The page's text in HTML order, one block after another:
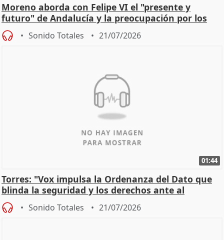
Moreno aborda con Felipe VI el "presente y
futuro" de Andalucía y la preocupación por los
incendios
Sonido Totales 21/07/2026
01:44
Torres: "Vox impulsa la Ordenanza del Dato que
blinda la seguridad y los derechos ante al
control"
Sonido Totales 21/07/2026